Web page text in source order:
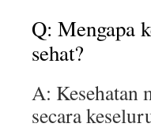
Q: Mengapa
sehat?
A: Kesehatan
secara